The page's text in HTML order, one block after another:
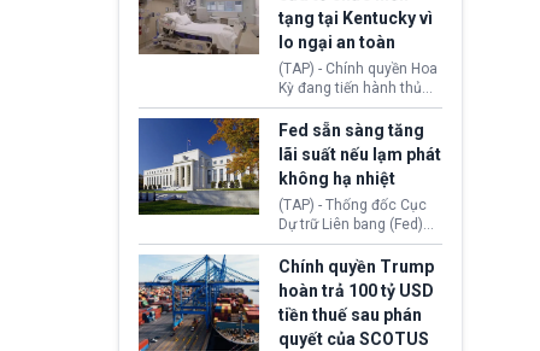
tiếp tục đối mặt cáo
buộc dùng sức ép tài
chính để đổi lấy sự ủng
chính trị từ Liên đoàn
Bóng đá Jordan. Trước
áp lực dồn dập, FIFA phải
tổ chức cuộc họp khẩn ở
Morocco.
tạng tại Kentucky vì
lo ngại an toàn
(TAP) - Chính quyền Hoa
Kỳ đang tiến hành thủ
tục thu hồi chứng nhận
hoạt động của tổ chức
hiến tạng Network for
Hope (bang Kentucky).
Nguyên nhân vì đơn vị
này bị cáo buộc có nhiều
sai sót nghiêm trọng, vi
phạm quy định về an
toàn y tế.
Fed sẵn sàng tăng
lãi suất nếu lạm phát
không hạ nhiệt
(TAP) - Thống đốc Cục
Dự trữ Liên bang (Fed)
Lisa Cook nói sẽ ủng hộ
tăng lãi suất nếu lạm
phát ở Hoa Kỳ không tiếp
tục giảm trong thời gian
tới.
Chính quyền Trump
hoàn trả 100 tỷ USD
tiền thuế sau phán
quyết của SCOTUS